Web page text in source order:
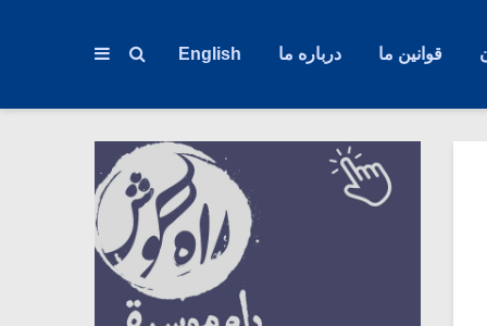
قوانین ما درباره ما English